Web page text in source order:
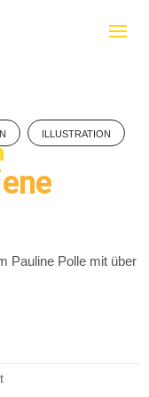
ILLUSTRATION
Pauline Polle mit über